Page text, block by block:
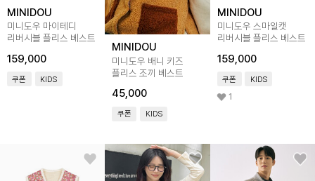
MINIDOU
미니도우 마이테디
리버시블 플리스 베스트
159,000
쿠폰 KIDS
MINIDOU
미니도우 배니 키즈
플리스 조끼 베스트
45,000
쿠폰 KIDS
MINIDOU
미니도우 스마일캣
리버시블 플리스 베스트
159,000
쿠폰 KIDS
1